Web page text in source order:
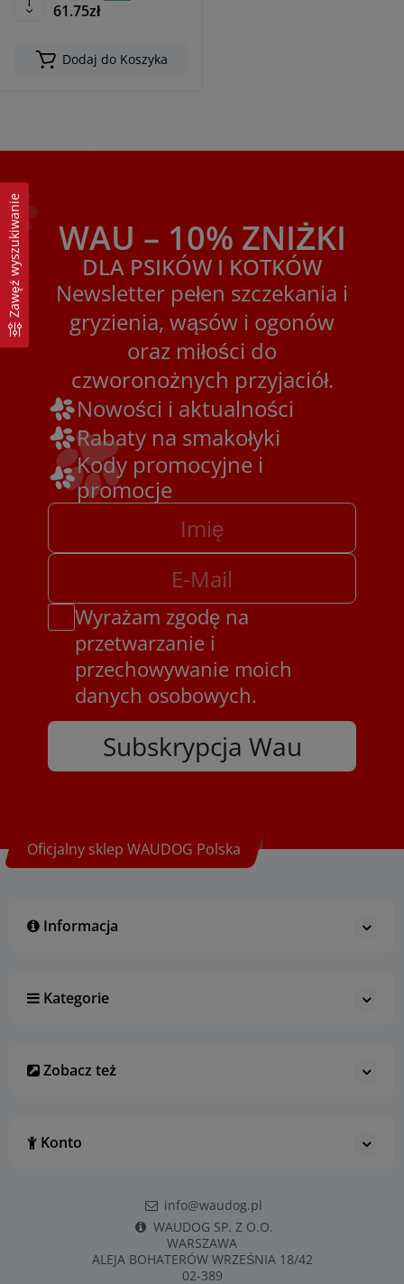
Zawęź wyszukiwanie
61.75zł
Dodaj do Koszyka
WAU – 10% ZNIŻKI
DLA PSIKÓW I KOTKÓW
Newsletter pełen szczekania i
gryzienia, wąsów i ogonów
oraz miłości do
czworonożnych przyjaciół.
Nowości i aktualności
Rabaty na smakołyki
Kody promocyjne i
promocje
Subskrypcja Wau
Wyrażam zgodę na
przetwarzanie i
przechowywanie moich
danych osobowych.
Oficjalny sklep WAUDOG Polska
Informacja
Kategorie
Zobacz też
Konto
info@waudog.pl
WAUDOG SP. Z O.O.
WARSZAWA
ALEJA BOHATERÓW WRZEŚNIA 18/42
02-389